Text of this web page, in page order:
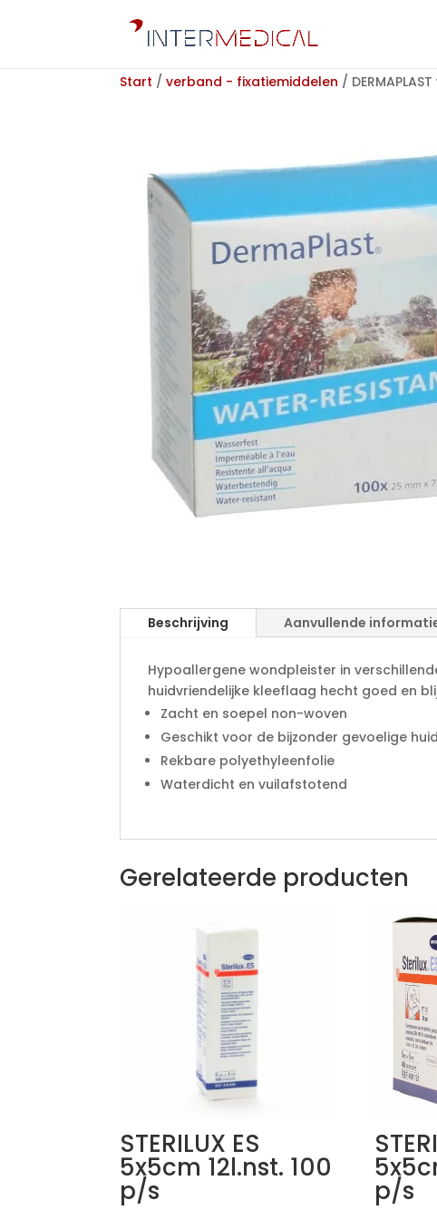
Start / verband - fixatiemiddelen /
Beschrijving Aanvullende
Hypoallergene wondpleister in
huidvriendelijke kleeflaag hecht goed en
Zacht en soepel non-woven
Geschikt voor de bijzonder gevoelige huid
Rekbare polyethyleenfolie
Waterdicht en vuilafstotend
Gerelateerde producten
STERILUX ES
5x5cm 12l.nst. 100
p/s p/s